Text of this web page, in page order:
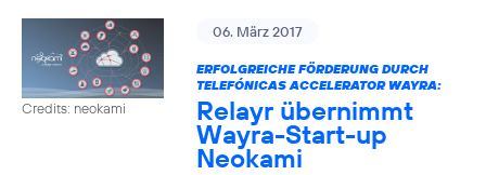
Credits: neokami
06. März 2017
ERFOLGREICHE FÖRDERUNG DURCH
TELEFÓNICAS ACCELERATOR WAYRA:
Relayr übernimmt
Wayra-Start-up
Neokami